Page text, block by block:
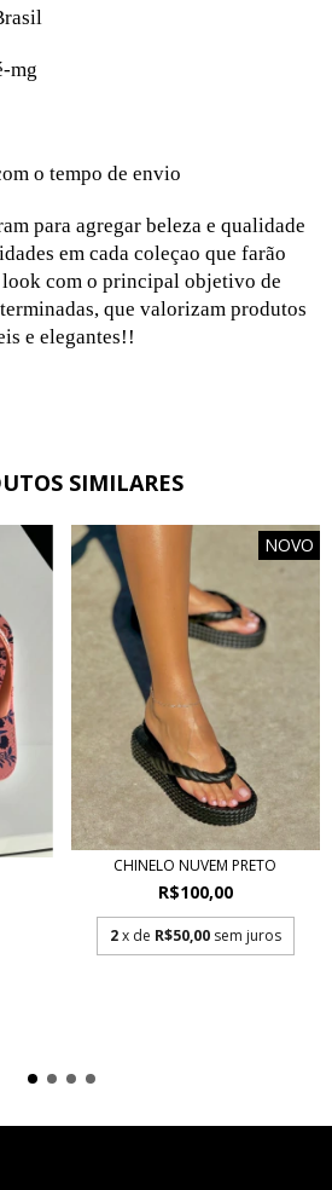
mg
o tempo de envio
para agregar beleza e qualidade
em cada coleçao que farão
com o principal objetivo de
que valorizam produtos
e elegantes!!
SIMILARES
NOVO
CHINELO NUVEM PRETO
R$100,00
2x de R$50,00 sem juros